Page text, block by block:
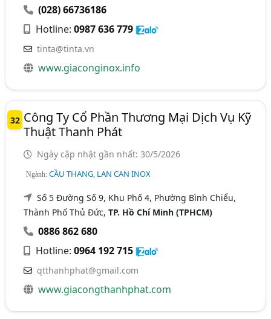
(028) 66736186
Hotline:0987 636 779
tinta@tinta.vn
www.giaconginox.info
32 Công Ty Cổ Phần Thương Mại Dịch Vụ Kỹ
Thuật Thanh Phát
Ngày cập nhật gần nhất: 30/5/2026
Ngành:CẦU THANG, LAN CAN INOX
Số 5 Đường Số 9, Khu Phố 4, Phường Bình Chiểu,
Thành Phố Thủ Đức,TP. Hồ Chí Minh (TPHCM)
0886 862 680
Hotline:0964 192 715
qtthanhphat@gmail.com
www.giacongthanhphat.com